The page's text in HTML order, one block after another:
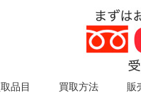
品目 買取方法 販